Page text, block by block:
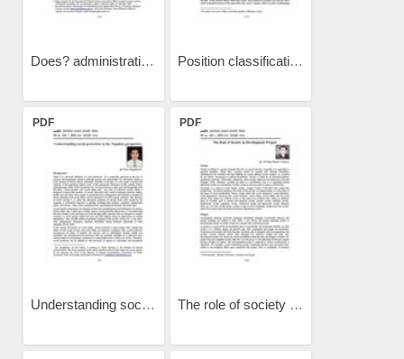
Does? administrative... Position classification...
PDF
Understanding social...
PDF
The role of society in...